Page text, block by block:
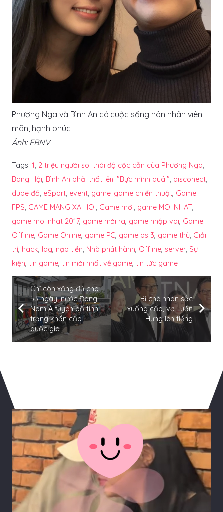
Phương Nga và Bình An có cuộc sống hôn nhân viên
mãn, hạnh phúc
Ảnh: FBNV
Tags: 1, 2 triệu người soi thái độ cộc cằn của Phương Nga,
Bang Hội, Bình An phải thốt lên: "Bực mình quá!", disconect,
dupe đồ, eSport, event, game, game chiến thuật, Game
FPS, GAME MANG XA HOI, Game mới, game MOI NHAT,
game moi nhat 2017, game mới ra, game nhập vai, Game
Offline, Game Online, game PC, game ps 3, game thủ, Giải
trí, hack, lag, nạp tiền, Nhà phát hành, Offline, server, Sự
kiện, tin game, tin mới nhất về game, tin tức game
Chỉ còn xăng đủ cho
53 ngày, nước Đông
Nam Á tuyên bố tình
trạng khẩn cấp
quốc gia
Bị chê nhan sắc
xuống cấp, vợ Tuấn
Hưng lên tiếng